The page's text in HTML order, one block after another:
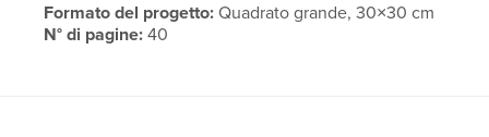
Formato del progetto:Quadrato grande, 30×30 cm
N° di pagine:40